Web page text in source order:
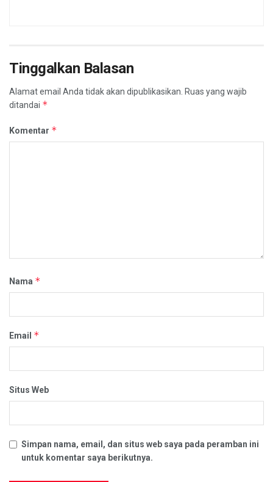
Tinggalkan Balasan
Alamat email Anda tidak akan dipublikasikan. Ruas yang wajib
ditandai *
Komentar *
Nama *
Email *
Situs Web
Simpan nama, email, dan situs web saya pada peramban ini
untuk komentar saya berikutnya.